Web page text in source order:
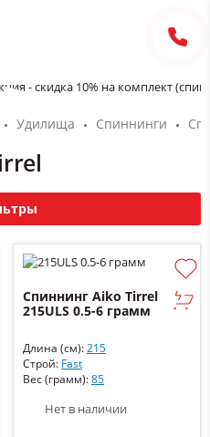
Удилища Спиннинги
Спиннинг Aiko Tirrel
215ULS 0.5-6 грамм
Длина (см):215
Строй: Fast
Вес (грамм):85
Нет в наличии